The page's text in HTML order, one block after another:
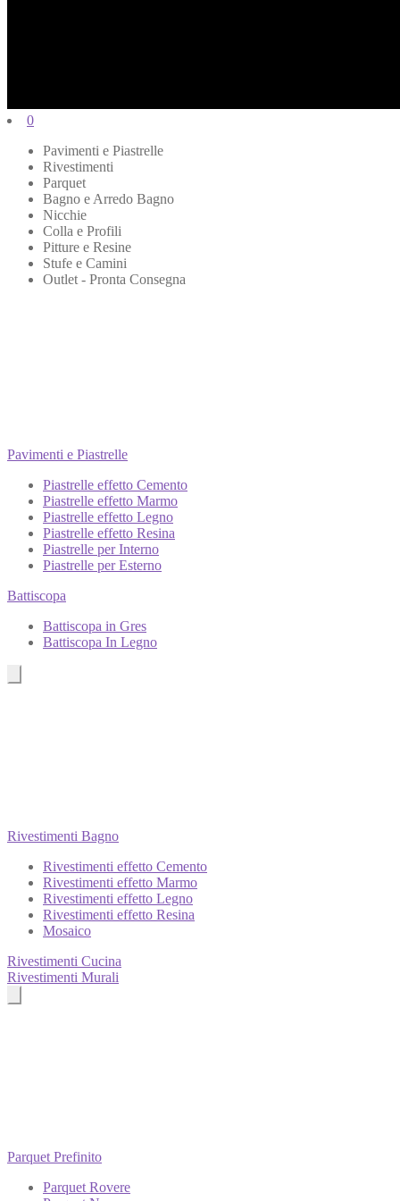
0
Pavimenti e Piastrelle
Rivestimenti
Parquet
Bagno e Arredo Bagno
Nicchie
Colla e Profili
Pitture e Resine
Stufe e Camini
Outlet - Pronta Consegna
Pavimenti e Piastrelle
Piastrelle effetto Cemento
Piastrelle effetto Marmo
Piastrelle effetto Legno
Piastrelle effetto Resina
Piastrelle per Interno
Piastrelle per Esterno
Battiscopa
Battiscopa in Gres
Battiscopa In Legno
Rivestimenti Bagno
Rivestimenti effetto Cemento
Rivestimenti effetto Marmo
Rivestimenti effetto Legno
Rivestimenti effetto Resina
Mosaico
Rivestimenti Cucina
Rivestimenti Murali
Parquet Prefinito
Parquet Rovere